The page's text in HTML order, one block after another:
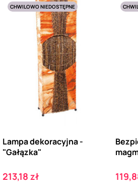
CHWILOWO NIEDOSTĘPNE
Lampa dekoracyjna -
"Gałązka"
Cena
213,18 zł Cena